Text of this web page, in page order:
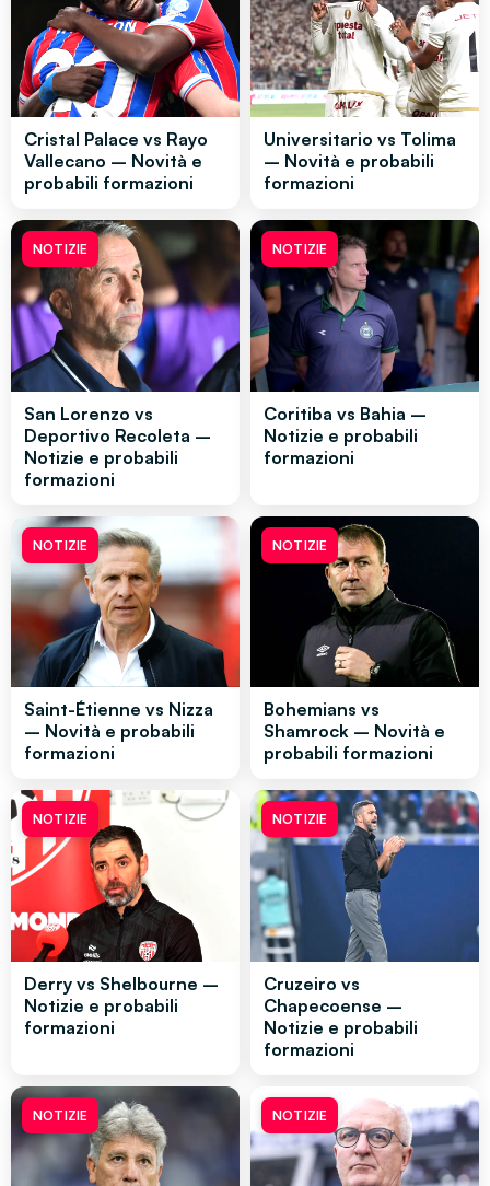
Cristal Palace vs Rayo
Vallecano – Novità e
probabili formazioni
Universitario vs Tolima
– Novità e probabili
formazioni
NOTIZIE
San Lorenzo vs
Deportivo Recoleta –
Notizie e probabili
formazioni
NOTIZIE
Coritiba vs Bahia –
Notizie e probabili
formazioni
NOTIZIE
Saint-Étienne vs Nizza
– Novità e probabili
formazioni
NOTIZIE
Bohemians vs
Shamrock – Novità e
probabili formazioni
NOTIZIE
Derry vs Shelbourne –
Notizie e probabili
formazioni
NOTIZIE
Cruzeiro vs
Chapecoense –
Notizie e probabili
formazioni
NOTIZIE NOTIZIE